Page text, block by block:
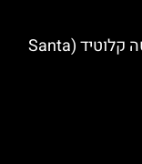
חוף ים Cala Boadella ליד הגנים סנטה קלוטיד (Santa